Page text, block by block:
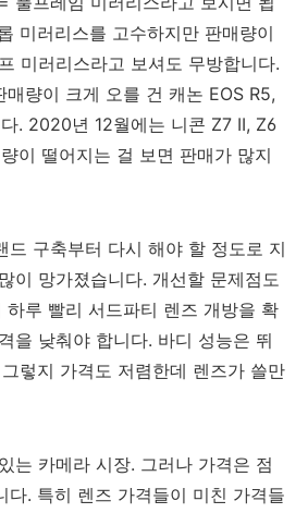
미러리스를 고수하지만 판매량이
미러리스라고 보셔도 무방합니다.
량이 크게 오를 건 캐논 EOS R5,
. 2020년 12월에는 니콘 Z7 II, Z6
이 떨어지는 걸 보면 판매가 많지
드 구축부터 다시 해야 할 정도로 지
이 망가졌습니다. 개선할 문제점도
하루 빨리 서드파티 렌즈 개방을 확
을 낮춰야 합니다. 바디 성능은 뛰
렇지 가격도 저렴한데 렌즈가 쓸만
는 카메라 시장. 그러나 가격은 점
다. 특히 렌즈 가격들이 미친 가격들